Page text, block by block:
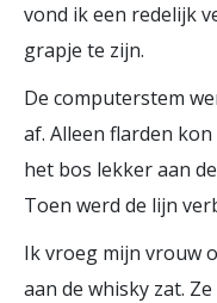
vond ik een redelijk
grapje te zijn.
De computerstem
af. Alleen flarden kon
het bos lekker aan
Toen werd de lijn
Ik vroeg mijn vrouw
aan de whisky zat.